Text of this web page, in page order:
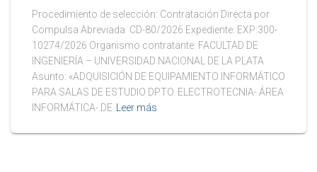
Procedimiento de selección: Contratación Directa por
Compulsa Abreviada CD-80/2026 Expediente: EXP:300-
10274/2026 Organismo contratante: FACULTAD DE
INGENIERÍA – UNIVERSIDAD NACIONAL DE LA PLATA
Asunto: «ADQUISICIÓN DE EQUIPAMIENTO INFORMÁTICO
PARA SALAS DE ESTUDIO DPTO. ELECTROTECNIA- ÁREA
INFORMÁTICA- DE
Leer más